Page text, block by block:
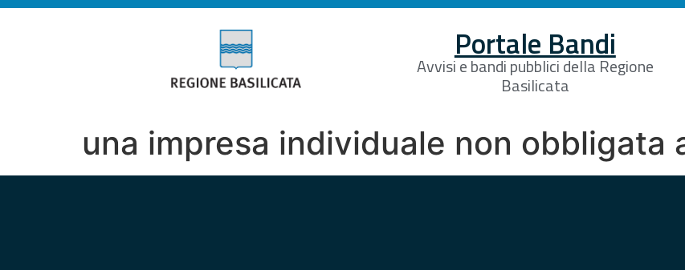
Portale Bandi
Avvisi e bandi pubblici della Regione
Basilicata
una impresa individuale non obbligata